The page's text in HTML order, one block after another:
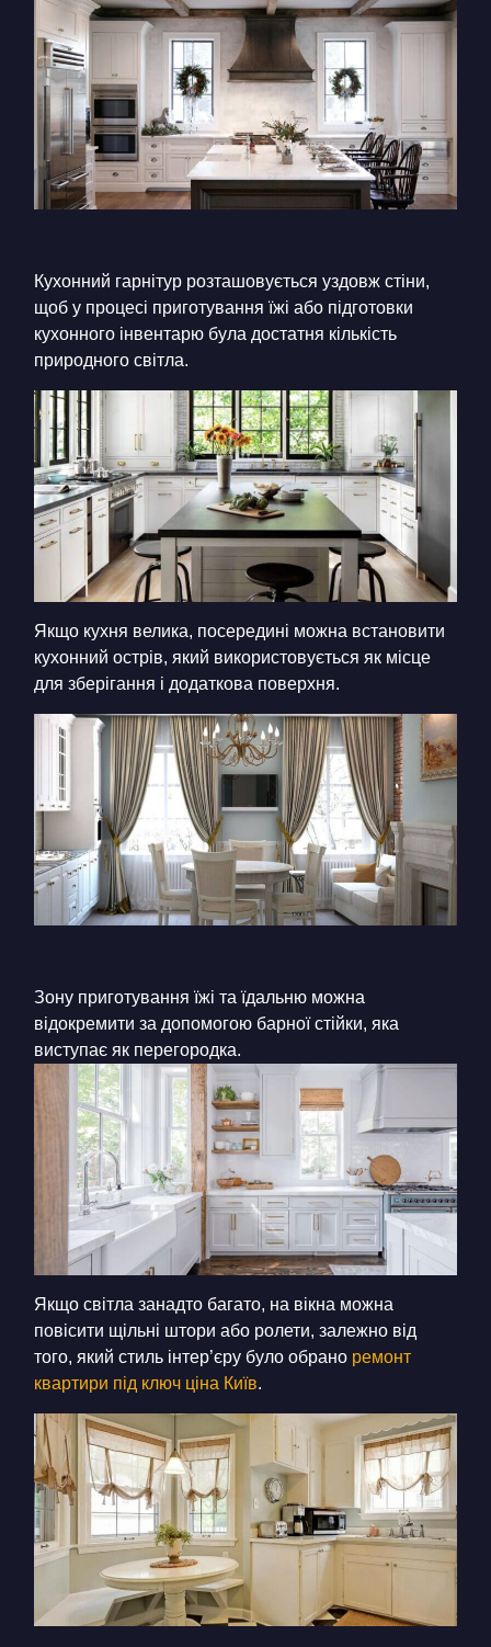
Кухонний гарнітур розташовується уздовж стіни,
щоб у процесі приготування їжі або підготовки
кухонного інвентарю була достатня кількість
природного світла.
Якщо кухня велика, посередині можна встановити
кухонний острів, який використовується як місце
для зберігання і додаткова поверхня.
Зону приготування їжі та їдальню можна
відокремити за допомогою барної стійки, яка
виступає як перегородка.
Якщо світла занадто багато, на вікна можна
повісити щільні штори або ролети, залежно від
того, який стиль інтер’єру було обрано ремонт
квартири під ключ ціна Київ.